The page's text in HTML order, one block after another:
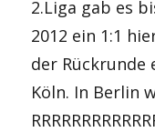
2.Liga gab es
2012 ein 1:1
der Rückrunde
Köln. In Berlin